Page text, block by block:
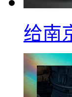
给南